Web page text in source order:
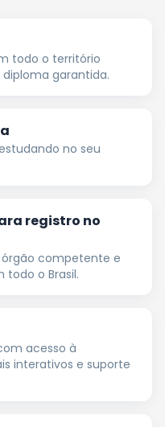
todo o território
garantida.
no seu
registro no
competente e
o Brasil.
acesso à
interativos e suporte